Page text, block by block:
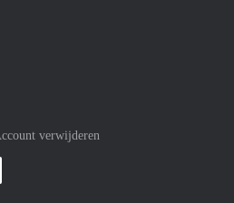
verwijderen
Mastercard
af met Meastro